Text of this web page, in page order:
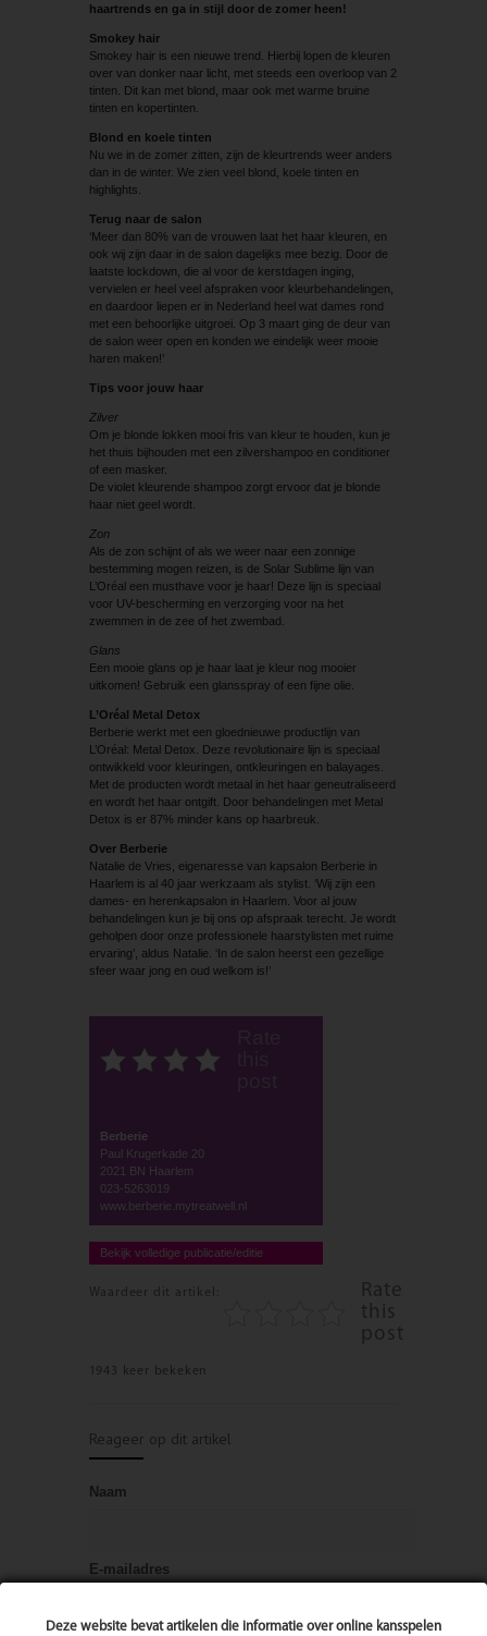
Deze website bevat artikelen die informatie over online kansspelen
haartrends en ga in stijl door de zomer heen!
Smokey hair
Smokey hair is een nieuwe trend. Hierbij lopen de kleuren
over van donker naar licht, met steeds een overloop van 2
tinten. Dit kan met blond, maar ook met warme bruine
tinten en kopertinten.
Blond en koele tinten
Nu we in de zomer zitten, zijn de kleurtrends weer anders
dan in de winter. We zien veel blond, koele tinten en
highlights.
Terug naar de salon
‘Meer dan 80% van de vrouwen laat het haar kleuren, en
ook wij zijn daar in de salon dagelijks mee bezig. Door de
laatste lockdown, die al voor de kerstdagen inging,
vervielen er heel veel afspraken voor kleurbehandelingen,
en daardoor liepen er in Nederland heel wat dames rond
met een behoorlijke uitgroei. Op 3 maart ging de deur van
de salon weer open en konden we eindelijk weer mooie
haren maken!’
Tips voor jouw haar
Zilver
Om je blonde lokken mooi fris van kleur te houden, kun je
het thuis bijhouden met een zilvershampoo en conditioner
of een masker.
De violet kleurende shampoo zorgt ervoor dat je blonde
haar niet geel wordt.
Zon
Als de zon schijnt of als we weer naar een zonnige
bestemming mogen reizen, is de Solar Sublime lijn van
L’Oréal een musthave voor je haar! Deze lijn is speciaal
voor UV-bescherming en verzorging voor na het
zwemmen in de zee of het zwembad.
Glans
Een mooie glans op je haar laat je kleur nog mooier
uitkomen! Gebruik een glansspray of een fijne olie.
L’Oréal Metal Detox
Berberie werkt met een gloednieuwe productlijn van
L’Oréal: Metal Detox. Deze revolutionaire lijn is speciaal
ontwikkeld voor kleuringen, ontkleuringen en balayages.
Met de producten wordt metaal in het haar geneutraliseerd
en wordt het haar ontgift. Door behandelingen met Metal
Detox is er 87% minder kans op haarbreuk.
Over Berberie
Natalie de Vries, eigenaresse van kapsalon Berberie in
Haarlem is al 40 jaar werkzaam als stylist. ‘Wij zijn een
dames- en herenkapsalon in Haarlem. Voor al jouw
behandelingen kun je bij ons op afspraak terecht. Je wordt
geholpen door onze professionele haarstylisten met ruime
ervaring’, aldus Natalie. ‘In de salon heerst een gezellige
sfeer waar jong en oud welkom is!’
Berberie
Paul Krugerkade 20
2021 BN Haarlem
023-5263019
www.berberie.mytreatwell.nl
Bekijk volledige publicatie/editie
Waardeer dit artikel:
Rate
this
post
1943 keer bekeken
Reageer op dit artikel
Naam
E-mailadres